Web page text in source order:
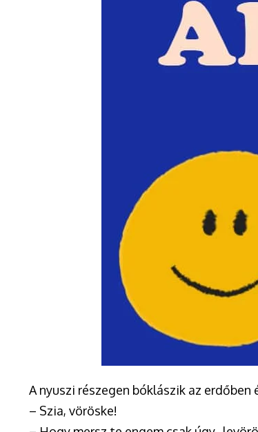
A nyuszi részegen bóklászik az erdőben
– Szia, vöröske!